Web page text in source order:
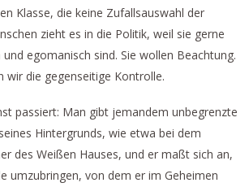
Klasse, die keine Zufallsauswahl der
zieht es in die Politik, weil sie gerne
egomanisch sind. Sie wollen Beachtung.
wir die gegenseitige Kontrolle.
passiert: Man gibt jemandem unbegrenzte
Hintergrunds, wie etwa bei dem
des Weißen Hauses, und er maßt sich an,
umzubringen, von dem er im Geheimen